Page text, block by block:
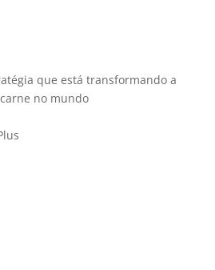
que está transformando a
no mundo